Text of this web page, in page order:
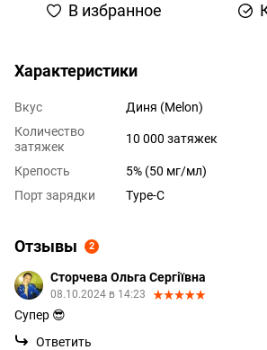
В избранное
Характеристики
Вкус
Диня (Melon)
Количество
затяжек
10 000 затяжек
Крепость
5% (50 мг/мл)
Порт зарядки
Type-C
Отзывы 2
Сторчева Ольга Сергіївна
08.10.2024 в 14:23
Супер 😎
Ответить